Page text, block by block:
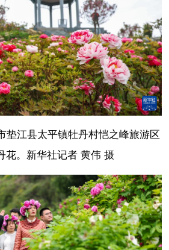
垫江县太平镇牡丹村恺之峰旅游区
。 新华社记者 黄伟 摄